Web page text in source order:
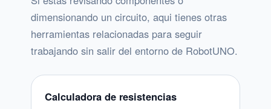
dimensionando un circuito, aqui tienes otras
herramientas relacionadas para seguir
trabajando sin salir del entorno de RobotUNO.
Calculadora de resistencias